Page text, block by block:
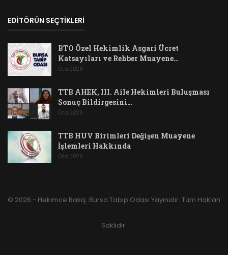
EDİTÖRÜN SEÇTİKLERİ
BTO Özel Hekimlik Asgari Ücret
Katsayıları ve Rehber Muayene…
Oca 2026
TTB AHEK, III. Aile Hekimleri Buluşması
Sonuç Bildirgesini…
Oca 2026
TTB HUV Birimleri Değişen Muayene
İşlemleri Hakkında
Oca 2026
© 2026 - Hekimce Bakış. Bursa Tabip Odası Yayınıdır. Tüm Hakları
Saklıdır.